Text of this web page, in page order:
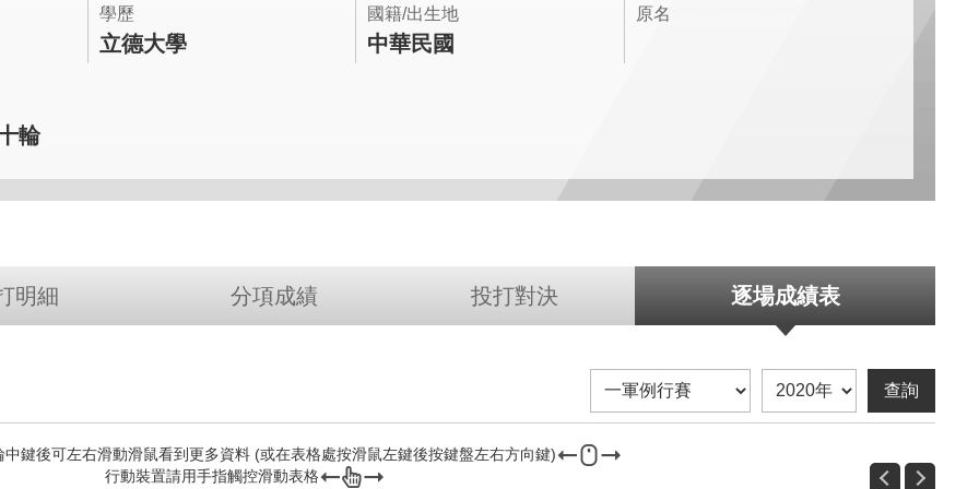
學歷
立德大學
國籍/出生地
中華民國
原名
輪
明細 分項成績 投打對決 逐場成績表